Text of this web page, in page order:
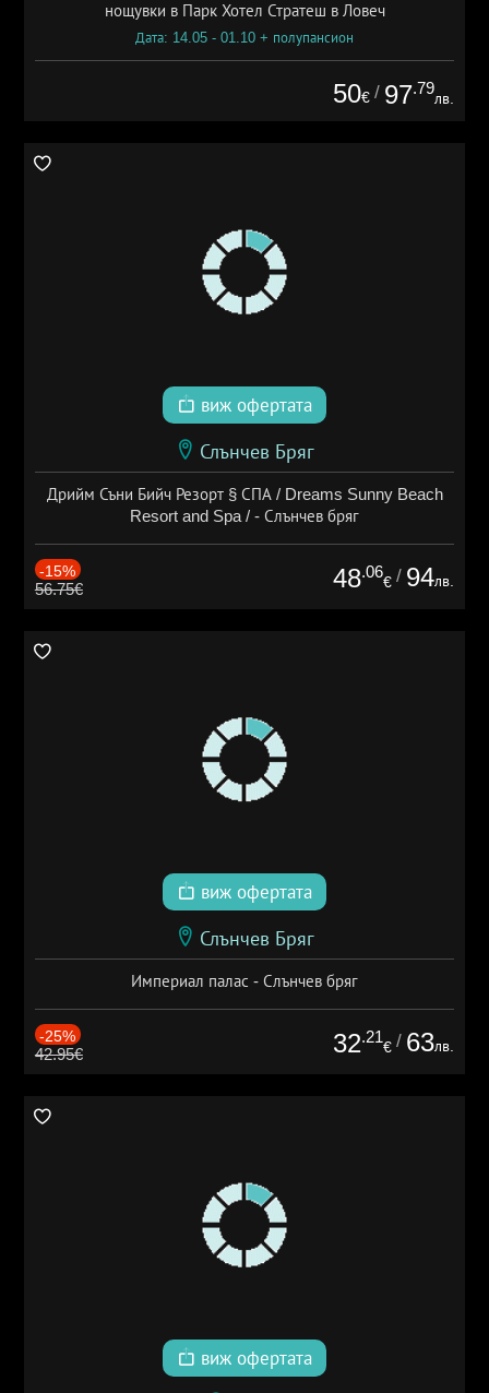
нощувки в Парк Хотел Стратеш в Ловеч
Дата: 14.05 - 01.10 + полупансион
50€ / 97.79
лв.
виж офертата
Слънчев Бряг
Дрийм Съни Бийч Резорт § СПА / Dreams Sunny Beach
Resort and Spa / - Слънчев бряг
-15%
56.75€ 48.06
€ / 94лв.
виж офертата
Слънчев Бряг
Империал палас - Слънчев бряг
-25%
42.95€ 32.21
€ / 63лв.
виж офертата